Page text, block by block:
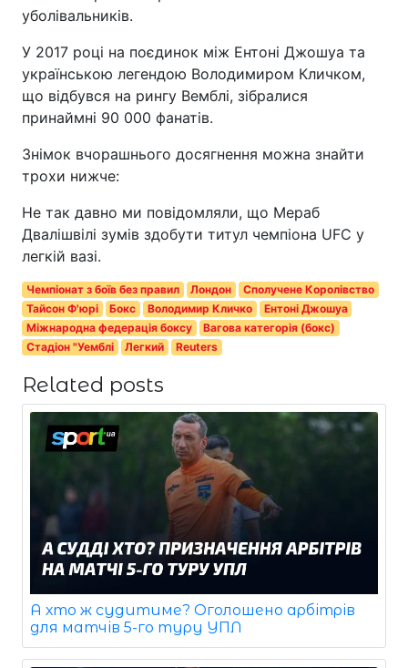
уболівальників.
У 2017 році на поєдинок між Ентоні Джошуа та
українською легендою Володимиром Кличком,
що відбувся на рингу Вемблі, зібралися
принаймні 90 000 фанатів.
Знімок вчорашнього досягнення можна знайти
трохи нижче:
Не так давно ми повідомляли, що Мераб
Двалішвілі зумів здобути титул чемпіона UFC у
легкій вазі.
Чемпіонат з боїв без правил Лондон
Сполучене Королівство
Тайсон Ф'юрі
Бокс Володимир Кличко
Ентоні Джошуа
Міжнародна федерація боксу
Вагова категорія (бокс)
Стадіон "Уемблі
Легкий Reuters
Related posts
А хто ж судитиме? Оголошено арбітрів
для матчів 5-го туру УПЛ